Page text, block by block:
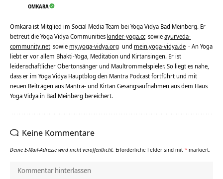
OMKARA
Omkara ist Mitglied im Social Media Team bei Yoga Vidya Bad Meinberg. Er
betreut die Yoga Vidya Communities kinder-yoga.cc sowieayurveda-
community.net sowie my.yoga-vidya.org und mein.yoga-vidya.de - An Yoga
liebt er vor allem Bhakti-Yoga, Meditation und Kirtansingen. Er ist
leidenschaftlicher Obertonsänger und Maultrommelspieler. So liegt es nahe,
dass er im Yoga Vidya Hauptblog den Mantra Podcast fortführt und mit
neuen Beiträgen aus Mantra- und Kirtan Gesangsaufnahmen aus dem Haus
Yoga Vidya in Bad Meinberg bereichert.
Keine Kommentare
Deine E-Mail-Adresse wird nicht veröffentlicht. Erforderliche Felder sind mit * markiert.